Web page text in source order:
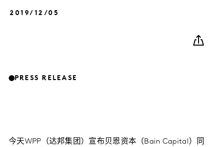
2019/12/05
PRESS RELEASE
今天WPP（达邦集团）宣布贝恩资本（Bain Capital）同